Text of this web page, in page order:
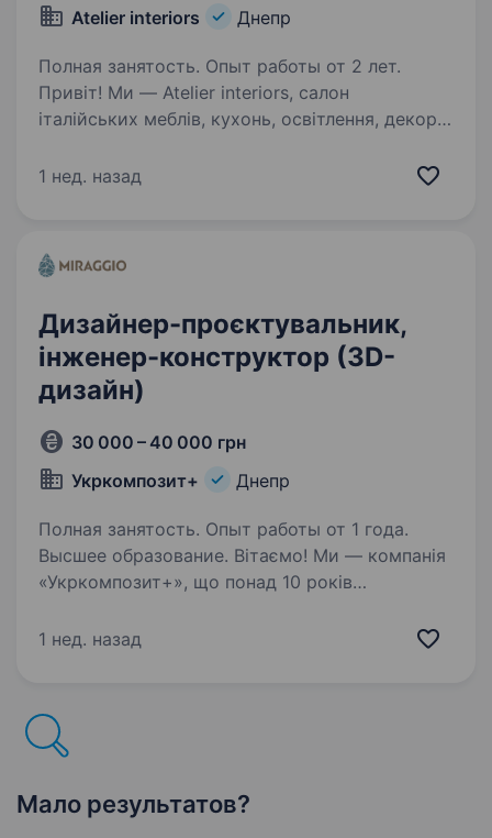
Atelier interiors
Днепр
Полная занятость. Опыт работы от 2 лет.
Привіт! Ми — Atelier interiors, салон
італійських меблів, кухонь, освітлення, декору,
якісних рішень для дому. Якщо ти любиш
1 нед. назад
Дизайнер-проєктувальник,
інженер-конструктор (3D-
дизайн)
30 000 – 40 000 грн
Укркомпозит+
Днепр
Полная занятость. Опыт работы от 1 года.
Высшее образование. Вітаємо! Ми — компанія
«Укркомпозит+», що понад 10 років
мармуру під брендом MIRAGGIO. У зв’язку
1 нед. назад
Мало результатов?